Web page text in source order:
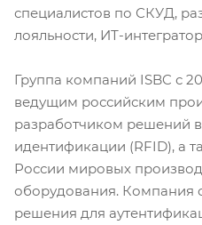
специалистов по СКУД,
лояльности, ИТ-
Группа компаний ISBC с
ведущим российским
разработчиком решений
идентификации (RFID), а
России мировых
оборудования. Компания
решения для